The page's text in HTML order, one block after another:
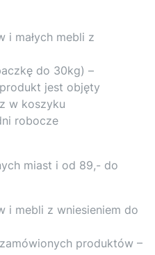
i małych mebli z
do 30kg) –
jest objęty
w koszyku
robocze
miast i od 89,- do
i mebli z wniesieniem do
produktów –